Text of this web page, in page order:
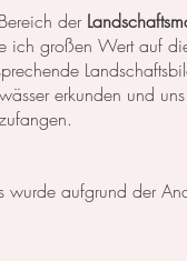
der
ich großen Wert auf
erkunden und
die notwendigen
aufgrund der